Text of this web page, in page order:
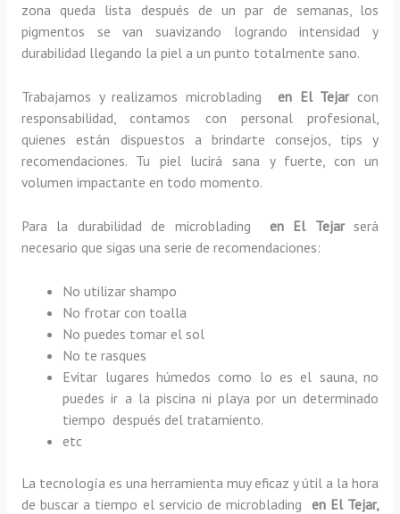
zona queda lista después de un par de semanas, los
pigmentos se van suavizando logrando intensidad y
durabilidad llegando la piel a un punto totalmente sano.
Trabajamos y realizamos microblading en El Tejar con
responsabilidad, contamos con personal profesional,
quienes están dispuestos a brindarte consejos, tips y
recomendaciones. Tu piel lucirá sana y fuerte, con un
volumen impactante en todo momento.
Para la durabilidad de microblading en El Tejar será
necesario que sigas una serie de recomendaciones:
No utilizar shampo
No frotar con toalla
No puedes tomar el sol
No te rasques
Evitar lugares húmedos como lo es el sauna, no
puedes ir a la piscina ni playa por un determinado
tiempo después del tratamiento.
etc
La tecnología es una herramienta muy eficaz y útil a la hora
de buscar a tiempo el servicio de microblading en El Tejar,